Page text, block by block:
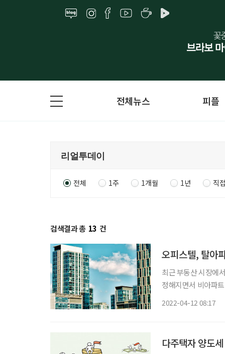
전체뉴스 피플
전체 1주 1개월 1년 직
검색결과 총 13 건
오피스텔, 탈아
최근 부동산 시장에
정해지면서 비아파
2022-04-12 08:17
다주택자 양도